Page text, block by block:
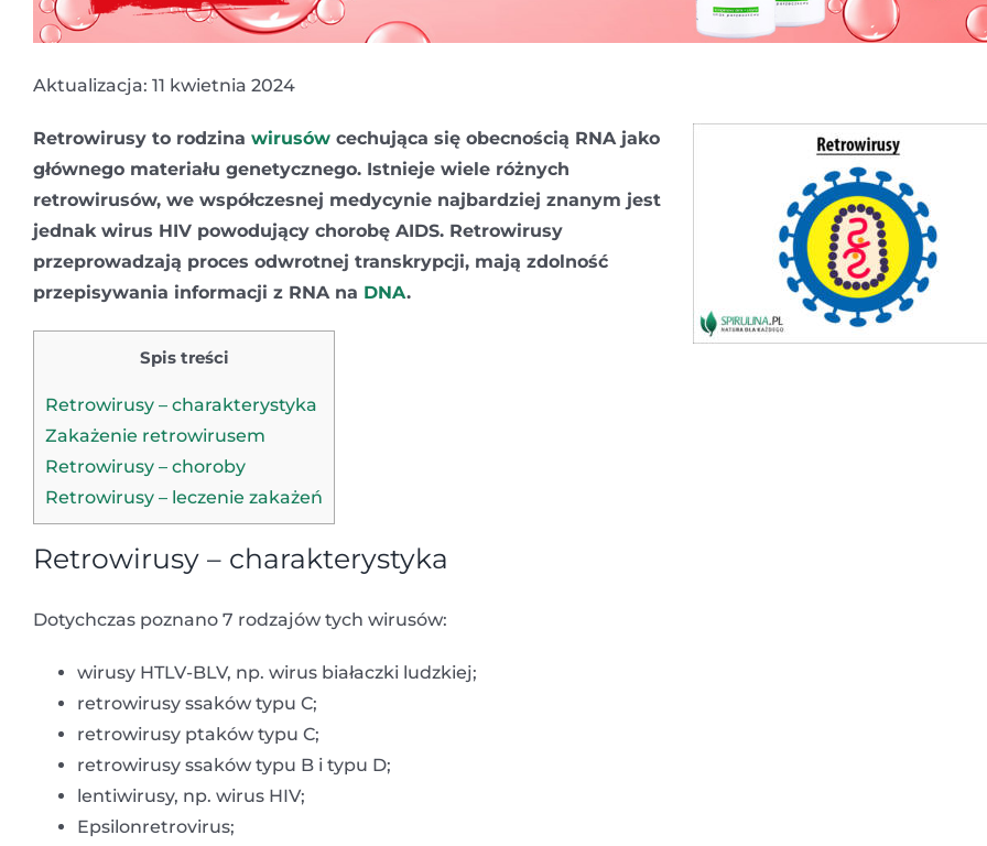
Aktualizacja: 11 kwietnia 2024
Retrowirusy to rodzina wirusów cechująca się obecnością RNA jako
głównego materiału genetycznego. Istnieje wiele różnych
retrowirusów, we współczesnej medycynie najbardziej znanym jest
jednak wirus HIV powodujący chorobę AIDS. Retrowirusy
przeprowadzają proces odwrotnej transkrypcji, mają zdolność
przepisywania informacji z RNA na DNA.
Spis treści
Retrowirusy – charakterystyka
Zakażenie retrowirusem
Retrowirusy – choroby
Retrowirusy – leczenie zakażeń
Retrowirusy – charakterystyka
Dotychczas poznano 7 rodzajów tych wirusów:
wirusy HTLV-BLV, np. wirus białaczki ludzkiej;
retrowirusy ssaków typu C;
retrowirusy ptaków typu C;
retrowirusy ssaków typu B i typu D;
lentiwirusy, np. wirus HIV;
Epsilonretrovirus;